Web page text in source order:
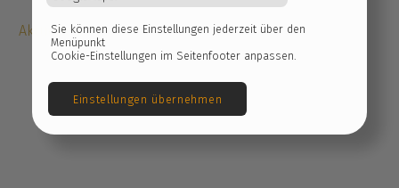
Externe Services: Youtube, Facebook,
GoogleMaps.
Sie können diese Einstellungen jederzeit über den
Menüpunkt
Cookie-Einstellungen im Seitenfooter anpassen.
Aktuelles